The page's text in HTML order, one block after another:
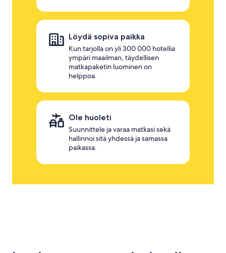
Löydä sopiva paikka
Kun tarjolla on yli 300 000 hotellia
ympäri maailman, täydellisen
matkapaketin luominen on
helppoa.
Ole huoleti
Suunnittele ja varaa matkasi sekä
hallinnoi sitä yhdessä ja samassa
paikassa.